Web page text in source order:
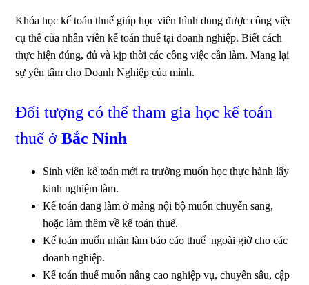
Khóa học kế toán thuế giúp học viên hình dung được công việc
cụ thể của nhân viên kế toán thuế tại doanh nghiệp. Biết cách
thực hiện đúng, đủ và kịp thời các công việc cần làm. Mang lại
sự yên tâm cho Doanh Nghiệp của mình.
Đối tượng có thể tham gia học kế toán
thuế ởBắc Ninh
Sinh viên kế toán mới ra trường muốn học thực hành lấy
kinh nghiệm làm.
Kế toán đang làm ở mảng nội bộ muốn chuyển sang,
hoặc làm thêm về kế toán thuế.
Kế toán muốn nhận làm báo cáo thuế ngoài giờ cho các
doanh nghiệp.
Kế toán thuế muốn nâng cao nghiệp vụ, chuyên sâu, cập